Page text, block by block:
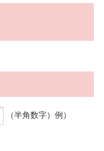
（半角数字）例）